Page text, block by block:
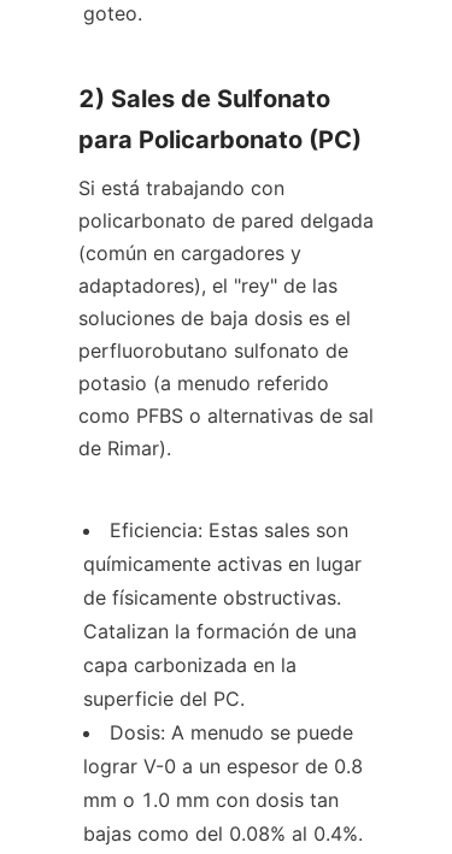
goteo.
2) Sales de Sulfonato
para Policarbonato (PC)
Si está trabajando con
policarbonato de pared delgada
(común en cargadores y
adaptadores), el "rey" de las
soluciones de baja dosis es el
perfluorobutano sulfonato de
potasio (a menudo referido
como PFBS o alternativas de sal
de Rimar).
Eficiencia: Estas sales son
químicamente activas en lugar
de físicamente obstructivas.
Catalizan la formación de una
capa carbonizada en la
superficie del PC.
Dosis: A menudo se puede
lograr V-0 a un espesor de 0.8
mm o 1.0 mm con dosis tan
bajas como del 0.08% al 0.4%.